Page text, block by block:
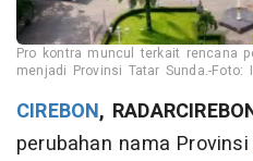
Pro kontra muncul terkait rencana
menjadi Provinsi Tatar Sunda.-Foto:
CIREBON,
perubahan nama Provinsi